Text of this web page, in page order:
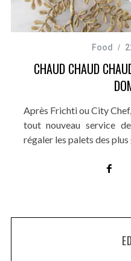
Food
CHAUD CHAUD
Après Frichti ou City
tout nouveau service
régaler les palets des plus